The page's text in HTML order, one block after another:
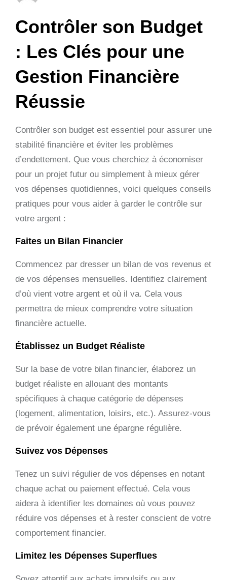
Contrôler son Budget
: Les Clés pour une
Gestion Financière
Réussie
Contrôler son budget est essentiel pour assurer une
stabilité financière et éviter les problèmes
d’endettement. Que vous cherchiez à économiser
pour un projet futur ou simplement à mieux gérer
vos dépenses quotidiennes, voici quelques conseils
pratiques pour vous aider à garder le contrôle sur
votre argent :
Faites un Bilan Financier
Commencez par dresser un bilan de vos revenus et
de vos dépenses mensuelles. Identifiez clairement
d’où vient votre argent et où il va. Cela vous
permettra de mieux comprendre votre situation
financière actuelle.
Établissez un Budget Réaliste
Sur la base de votre bilan financier, élaborez un
budget réaliste en allouant des montants
spécifiques à chaque catégorie de dépenses
(logement, alimentation, loisirs, etc.). Assurez-vous
de prévoir également une épargne régulière.
Suivez vos Dépenses
Tenez un suivi régulier de vos dépenses en notant
chaque achat ou paiement effectué. Cela vous
aidera à identifier les domaines où vous pouvez
réduire vos dépenses et à rester conscient de votre
comportement financier.
Limitez les Dépenses Superflues